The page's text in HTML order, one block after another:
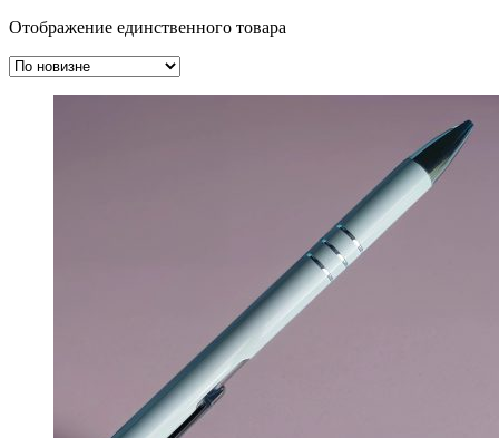
Отображение единственного товара